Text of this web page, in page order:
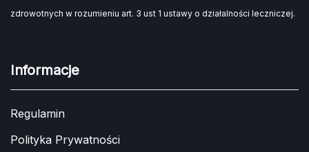
zdrowotnych w rozumieniu art. 3 ust 1 ustawy o działalności leczniczej.
Informacje
Regulamin
Polityka Prywatności